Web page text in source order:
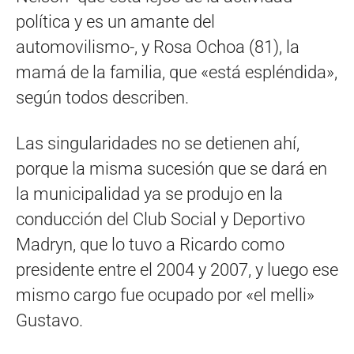
política y es un amante del
automovilismo-, y Rosa Ochoa (81), la
mamá de la familia, que «está espléndida»,
según todos describen.
Las singularidades no se detienen ahí,
porque la misma sucesión que se dará en
la municipalidad ya se produjo en la
conducción del Club Social y Deportivo
Madryn, que lo tuvo a Ricardo como
presidente entre el 2004 y 2007, y luego ese
mismo cargo fue ocupado por «el melli»
Gustavo.